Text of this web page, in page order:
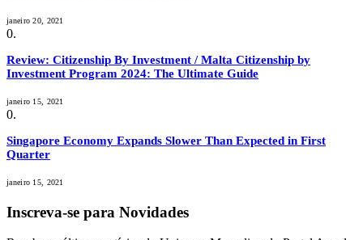
janeiro 20, 2021
Review: Citizenship By Investment / Malta Citizenship by
Investment Program 2024: The Ultimate Guide
janeiro 15, 2021
Singapore Economy Expands Slower Than Expected in First
Quarter
janeiro 15, 2021
Inscreva-se para Novidades